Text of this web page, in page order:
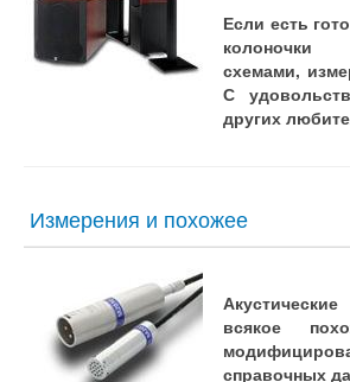
Если есть
схемами,
С
других
Измерения и похожее
всякое
справочных